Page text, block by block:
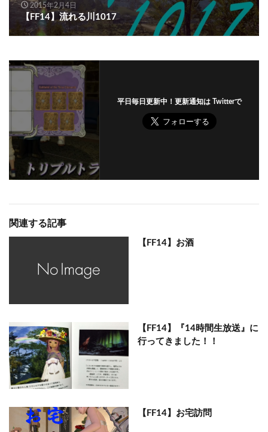
2015年2月4日
【FF14】流れる川1017
平日毎日更新中！更新通知は Twitterで
関連する記事
【FF14】お酒
【FF14】『14時間生放送』に
行ってきました！！
【FF14】お宅訪問